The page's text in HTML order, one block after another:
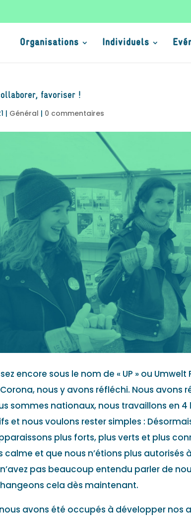
Organisations Individuels
favoriser !
| Général | 0 commentaires
encore sous le nom de « UP » ou
nous y avons réfléchi. Nous avons
sommes nationaux, nous travaillons en
et nous voulons rester simples :
plus forts, plus verts et plus
calme et que nous n’étions plus autorisés
pas beaucoup entendu parler de
cela dès maintenant.
avons été occupés à développer nos